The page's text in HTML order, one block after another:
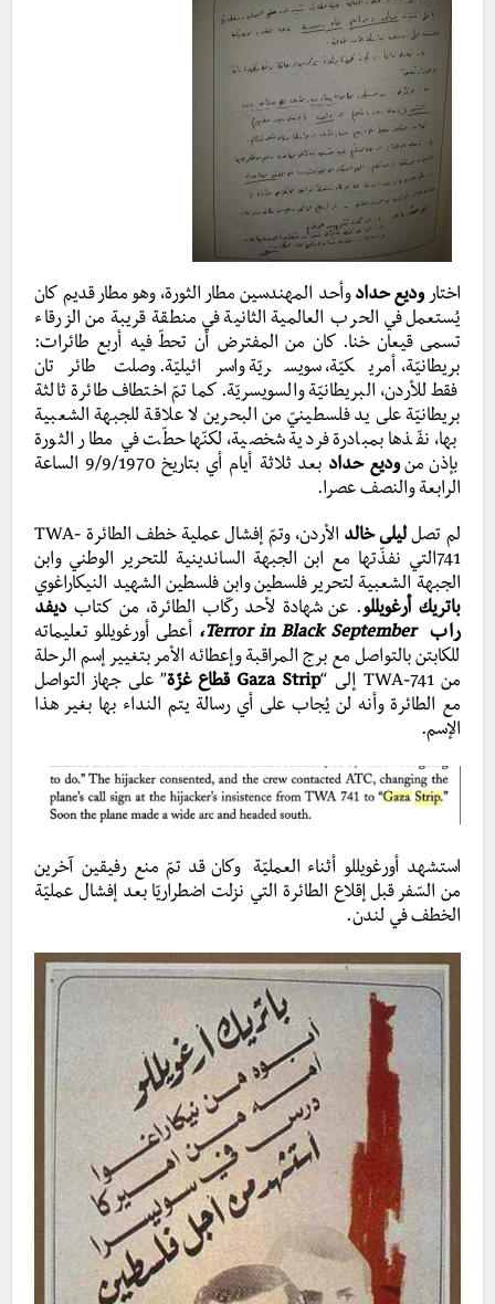
اختاروديع حداد وأحد المهندسين مطار الثورة، وهو مطار قديم كان
يُستعمل في الحرب العالمية الثانية في منطقة قريبة من الزرقاء
تسمى قيعان خنا. كان من المفترض أن تحطّ فيه أربع طائرات:
بريطانيّة، أمريكيّة، سويسريّة واسرائيليّة. وصلت طائرتان
فقط للأردن، البريطانيّة والسويسريّة. كما تمّ اختطاف طائرة ثالثة
بريطانيّة على يد فلسطينيّ من البحرين لا علاقة للجبهة الشعبية
بها، نفّذها بمبادرة فردية شخصية، لكنّها حطّت في مطار الثورة
بإذن منوديع حداد
بعد ثلاثة أيام أي بتاريخ 9/9/1970 الساعة
الرابعة والنصف عصرا.
لم تصلليلى خالد
الأردن، وتمّ إفشال عملية خطف الطائرة TWA-
741التي نفذّتها مع ابن الجبهة الساندينية للتحرير الوطني وابن
الجبهة الشعبية لتحرير فلسطين وابن فلسطين الشهيد النيكاراغوي
باتريك أرغويللو. عن شهادة لأحد ركّاب الطائرة، من كتاب ديفد
راب Terror in Black September،
أعطى أورغويللو تعليماته
للكابتن بالتواصل مع برج المراقبة وإعطائه الأمر بتغيير إسم الرحلة
من TWA-741 إلى “
Gaza Strip قطاع غزّة
” على جهاز التواصل
مع الطائرة وأنه لن يُجاب على أي رسالة يتم النداء بها بغير هذا
الإسم.
استشهد أورغويللو أثناء العمليّة وكان قد تمّ منع رفيقين آخرين
من السّفر قبل إقلاع الطائرة التي نزلت اضطراريّا بعد إفشال عمليّة
الخطف في لندن.